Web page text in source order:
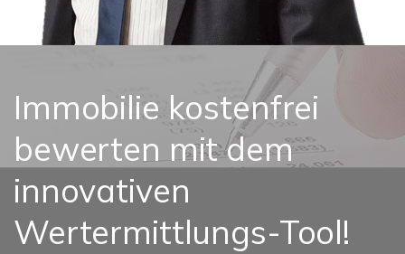
Immobilie kostenfrei
bewerten mit dem
innovativen
Wertermittlungs-Tool!